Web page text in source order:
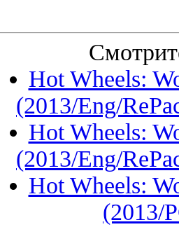
Hot Wheels:
(2013/Eng/
Hot Wheels:
(2013/Eng/
Hot Wheels:
(2013/